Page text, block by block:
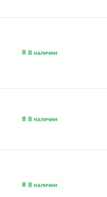
В наличии
В наличии
В наличии